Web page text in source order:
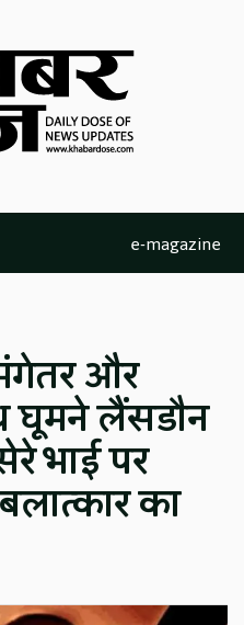
e-magazine
और
घूमने लैंसडौन
भाई पर
का